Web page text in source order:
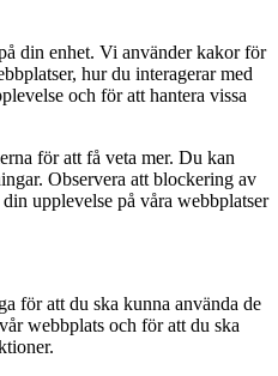
din enhet. Vi använder kakor för
hur du interagerar med
och för att hantera vissa
för att få veta mer. Du kan
Observera att blockering av
upplevelse på våra webbplatser
för att du ska kunna använda de
webbplats och för att du ska